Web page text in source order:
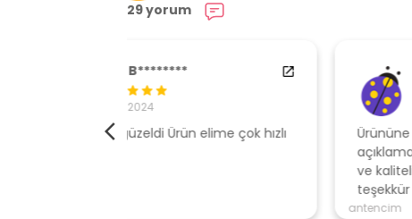
29 yorum
Ürününe sahip çıkan, müşteri odaklı
açıklamalar ile gönderen, ambalajı özenli
ve kaliteli , hızlı gönderi için mağazaya